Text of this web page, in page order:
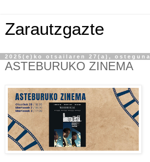
Zarautzgazte
2025(e)ko otsailaren 27(a), osteguna
ASTEBURUKO ZINEMA